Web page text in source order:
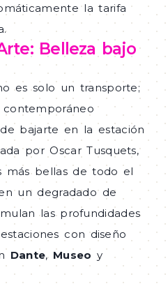
la tarifa
Belleza bajo
es solo un transporte;
bajarte en la estación
por Oscar Tusquets,
más bellas de todo el
un degradado de
las profundidades
con diseño
Dante, Museo y